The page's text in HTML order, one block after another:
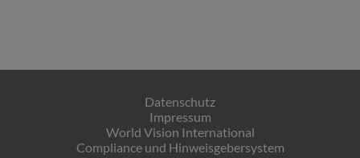
Datenschutz
Impressum
World Vision International
Compliance und Hinweisgebersystem